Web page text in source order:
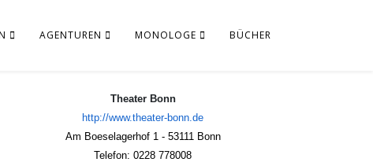
AGENTUREN MONOLOGE BÜCHER
Theater Bonn
http://www.theater-bonn.de
Am Boeselagerhof 1 - 53111 Bonn
Telefon: 0228 778008